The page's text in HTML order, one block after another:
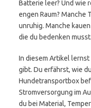
Batterie leer? Und wie
engen Raum? Manche
unruhig. Manche
die du bedenken musst.
In diesem Artikel
gibt. Du erfährst, wie
Hundetransportbox
Stromversorgung im
du bei Material,